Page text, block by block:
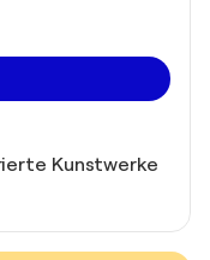
Kunstwerke